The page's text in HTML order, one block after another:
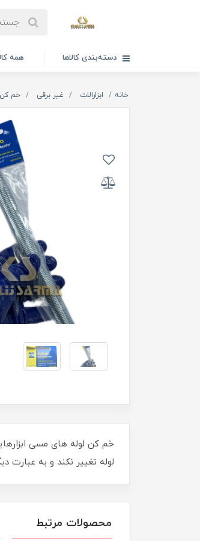
دسته‌بندی کالاها همه
خانه ابزارالات غیر برقی خم کن
خم کن لوله های مسی
لوله تغییر نکند و به عبارت
محصولات مرتبط